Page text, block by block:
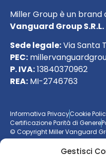
Gestisci
Miller Group è un
Vanguard Group S.R.L.
Sede legale:Via Santa
PEC:
P. IVA:13840370962
REA: MI-2746763
Informativa PrivacyCookie
Certificazione Parità di Genere
© Copyright Miller Vanguard